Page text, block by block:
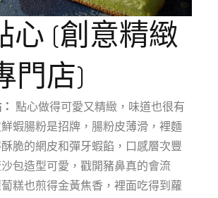
心 (創意精緻
門店)
點心做得可愛又精緻，味道也很有
蝦腸粉是招牌，腸粉皮薄滑，裡麵
脆的網皮和彈牙蝦餡，口感層次豐
包造型可愛，戳開豬鼻真的會流
糕也煎得金黃焦香，裡面吃得到蘿